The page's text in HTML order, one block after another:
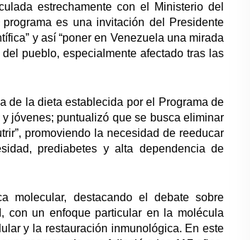
estrechamente con el Ministerio del
es una invitación del Presidente
y así “poner en Venezuela una mirada
pueblo, especialmente afectado tras las
de la dieta establecida por el Programa de
jóvenes; puntualizó que se busca eliminar
promoviendo la necesidad de reeducar
prediabetes y alta dependencia de
molecular, destacando el debate sobre
con un enfoque particular en la molécula
y la restauración inmunológica. En este